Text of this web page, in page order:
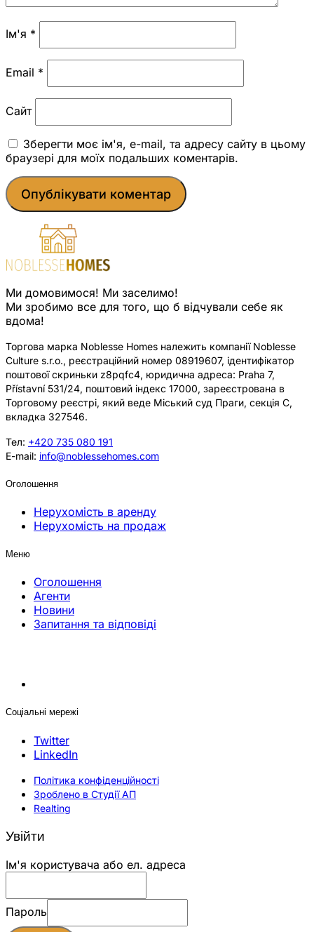
Ім'я *
Email *
Сайт
Зберегти моє ім'я, e-mail, та адресу сайту в цьому
браузері для моїх подальших коментарів.
Ми домовимося! Ми заселимо!
Ми зробимо все для того, що б відчували себе як
вдома!
Торгова марка Noblesse Homes належить компанії Noblesse
Culture s.r.o., реєстраційний номер 08919607, ідентифікатор
поштової скриньки z8pqfc4, юридична адреса: Praha 7,
Přístavní 531/24, поштовий індекс 17000, зареєстрована в
Торговому реєстрі, який веде Міський суд Праги, секція C,
вкладка 327546.
Тел: +420 735 080 191
E-mail: info@noblessehomes.com
Оголошення
Нерухомість в аренду
Нерухомість на продаж
Меню
Оголошення
Агенти
Новини
Запитання та відповіді
Соціальні мережі
Twitter
LinkedIn
Політика конфіденційності
Зроблено в Студії АП
Realting
Увійти
Ім'я користувача або ел. адреса
Пароль